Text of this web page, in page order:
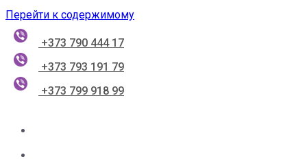
Перейти к содержимому
+373 790 444 17
+373 793 191 79
+373 799 918 99